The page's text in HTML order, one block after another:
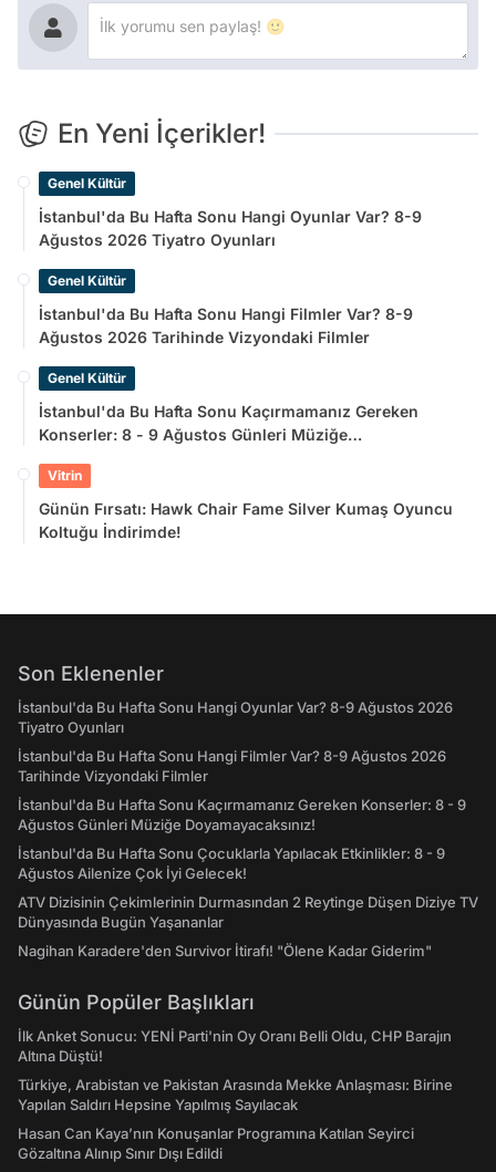
En Yeni İçerikler!
Genel Kültür
İstanbul'da Bu Hafta Sonu Hangi Oyunlar Var? 8-9
Ağustos 2026 Tiyatro Oyunları
Genel Kültür
İstanbul'da Bu Hafta Sonu Hangi Filmler Var? 8-9
Ağustos 2026 Tarihinde Vizyondaki Filmler
Genel Kültür
İstanbul'da Bu Hafta Sonu Kaçırmamanız Gereken
Konserler: 8 - 9 Ağustos Günleri Müziğe
Vitrin
Günün Fırsatı: Hawk Chair Fame Silver Kumaş Oyuncu
Koltuğu İndirimde!
Son Eklenenler
İstanbul'da Bu Hafta Sonu Hangi Oyunlar Var? 8-9 Ağustos 2026
Tiyatro Oyunları
İstanbul'da Bu Hafta Sonu Hangi Filmler Var? 8-9 Ağustos 2026
Tarihinde Vizyondaki Filmler
İstanbul'da Bu Hafta Sonu Kaçırmamanız Gereken Konserler: 8 - 9
Ağustos Günleri Müziğe Doyamayacaksınız!
İstanbul'da Bu Hafta Sonu Çocuklarla Yapılacak Etkinlikler: 8 - 9
Ağustos Ailenize Çok İyi Gelecek!
ATV Dizisinin Çekimlerinin Durmasından 2 Reytinge Düşen Diziye TV
Dünyasında Bugün Yaşananlar
Nagihan Karadere'den Survivor İtirafı! "Ölene Kadar Giderim"
Günün Popüler Başlıkları
İlk Anket Sonucu: YENİ Parti'nin Oy Oranı Belli Oldu, CHP Barajın
Altına Düştü!
Türkiye, Arabistan ve Pakistan Arasında Mekke Anlaşması: Birine
Yapılan Saldırı Hepsine Yapılmış Sayılacak
Hasan Can Kaya’nın Konuşanlar Programına Katılan Seyirci
Gözaltına Alınıp Sınır Dışı Edildi